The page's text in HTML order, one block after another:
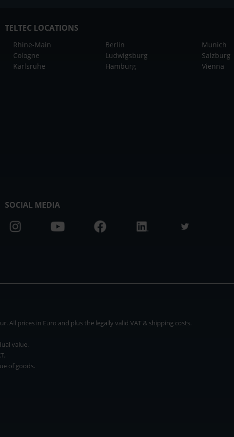
TELTEC LOCATIONS
Rhine-Main
Cologne
Karlsruhe
Berlin
Ludwigsburg
Hamburg
Munich
Salzburg
Vienna
SOCIAL MEDIA
All prices in Euro and plus the legally valid VAT & shipping costs.
value.
of goods.